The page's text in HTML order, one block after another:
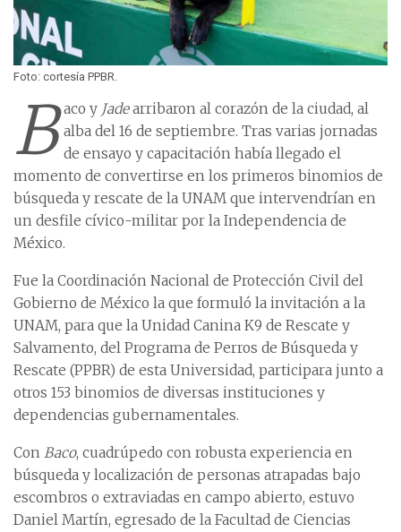
Foto: cortesía PPBR.
B aco y Jadearribaron al corazón de la ciudad, al
alba del 16 de septiembre. Tras varias jornadas
de ensayo y capacitación había llegado el
momento de convertirse en los primeros binomios de
búsqueda y rescate de la UNAM que intervendrían en
un desfile cívico-militar por la Independencia de
México.
Fue la Coordinación Nacional de Protección Civil del
Gobierno de México la que formuló la invitación a la
UNAM, para que la Unidad Canina K9 de Rescate y
Salvamento, del Programa de Perros de Búsqueda y
Rescate (PPBR) de esta Universidad, participara junto a
otros 153 binomios de diversas instituciones y
dependencias gubernamentales.
Con Baco, cuadrúpedo con robusta experiencia en
búsqueda y localización de personas atrapadas bajo
escombros o extraviadas en campo abierto, estuvo
Daniel Martín, egresado de la Facultad de Ciencias